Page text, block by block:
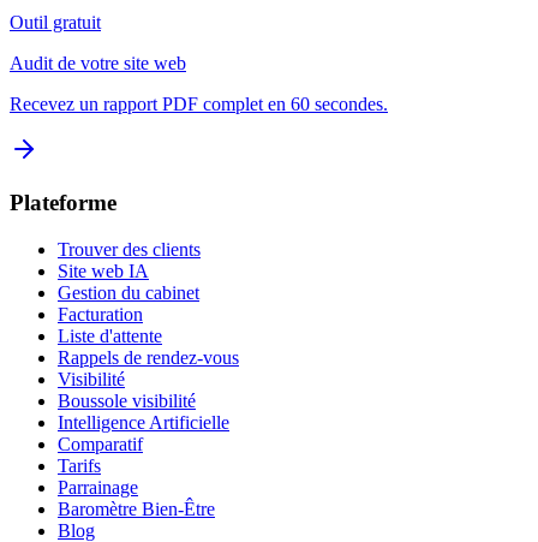
Outil gratuit
Audit de votre site web
Recevez un rapport PDF complet en 60 secondes.
Plateforme
Trouver des clients
Site web IA
Gestion du cabinet
Facturation
Liste d'attente
Rappels de rendez-vous
Visibilité
Boussole visibilité
Intelligence Artificielle
Comparatif
Tarifs
Parrainage
Baromètre Bien-Être
Blog